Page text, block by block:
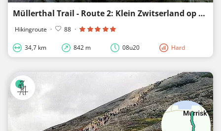
Müllerthal Trail - Route 2: Klein Zwitserland op z'n best
Hikingroute · 88 ·
34,7 km 842 m 08u20 Hard